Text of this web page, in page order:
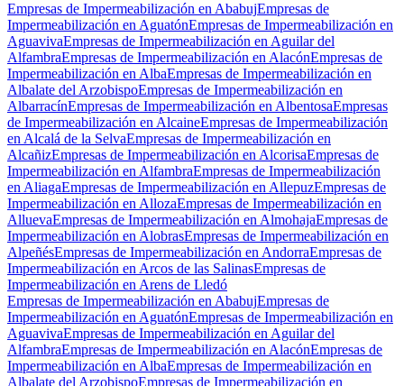
Empresas de Impermeabilización en AbabujEmpresas de
Impermeabilización en AguatónEmpresas de Impermeabilización en
AguavivaEmpresas de Impermeabilización en Aguilar del
AlfambraEmpresas de Impermeabilización en AlacónEmpresas de
Impermeabilización en AlbaEmpresas de Impermeabilización en
Albalate del ArzobispoEmpresas de Impermeabilización en
AlbarracínEmpresas de Impermeabilización en AlbentosaEmpresas
de Impermeabilización en AlcaineEmpresas de Impermeabilización
en Alcalá de la SelvaEmpresas de Impermeabilización en
AlcañizEmpresas de Impermeabilización en AlcorisaEmpresas de
Impermeabilización en AlfambraEmpresas de Impermeabilización
en AliagaEmpresas de Impermeabilización en AllepuzEmpresas de
Impermeabilización en AllozaEmpresas de Impermeabilización en
AlluevaEmpresas de Impermeabilización en AlmohajaEmpresas de
Impermeabilización en AlobrasEmpresas de Impermeabilización en
AlpeñésEmpresas de Impermeabilización en AndorraEmpresas de
Impermeabilización en Arcos de las SalinasEmpresas de
Impermeabilización en Arens de Lledó
Empresas de Impermeabilización en AbabujEmpresas de
Impermeabilización en AguatónEmpresas de Impermeabilización en
AguavivaEmpresas de Impermeabilización en Aguilar del
AlfambraEmpresas de Impermeabilización en AlacónEmpresas de
Impermeabilización en AlbaEmpresas de Impermeabilización en
Albalate del ArzobispoEmpresas de Impermeabilización en